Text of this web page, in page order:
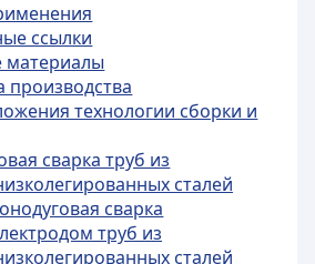
ссылки
материалы
производства
технологии сборки и
сварка труб из
сталей
сварка
труб из
сталей